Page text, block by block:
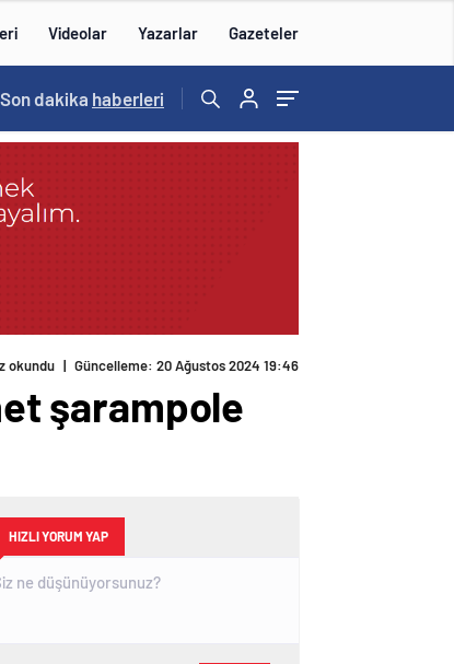
Videolar Yazarlar Gazeteler
14:57 /
Son dakika haberleri
şarampole
HIZLI YORUM YAP